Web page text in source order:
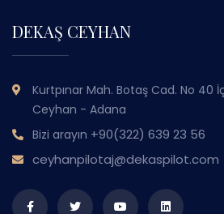
DEKAŞ CEYHAN
Kurtpınar Mah. Botaş Cad. No 40
Ceyhan - Adana
Bizi arayın +90(322) 639 23 56
ceyhanpilotaj@dekaspilot.com